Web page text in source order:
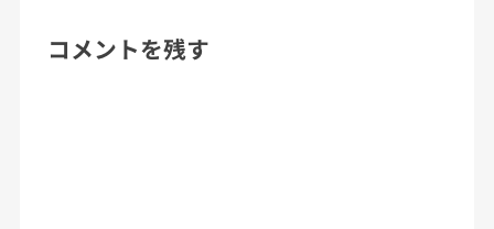
コメントを残す